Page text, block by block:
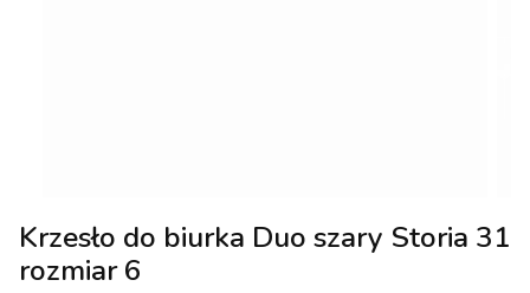
Krzesło do biurka Duo szary Storia 31
rozmiar 6